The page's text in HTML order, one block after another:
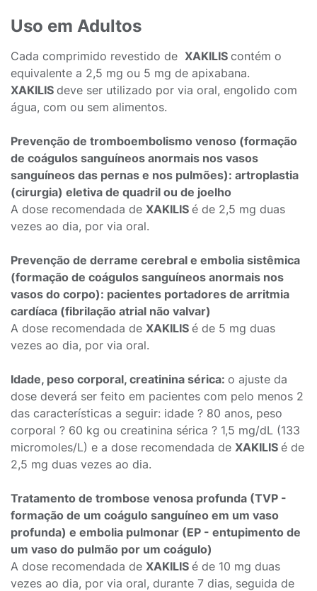
Uso em Adultos
Cada comprimido revestido de XAKILIS contém o
equivalente a 2,5 mg ou 5 mg de apixabana.
XAKILIS deve ser utilizado por via oral, engolido com
água, com ou sem alimentos.
Prevenção de tromboembolismo venoso (formação
de coágulos sanguíneos anormais nos vasos
sanguíneos das pernas e nos pulmões): artroplastia
(cirurgia) eletiva de quadril ou de joelho
A dose recomendada de XAKILIS é de 2,5 mg duas
vezes ao dia, por via oral.
Prevenção de derrame cerebral e embolia sistêmica
(formação de coágulos sanguíneos anormais nos
vasos do corpo): pacientes portadores de arritmia
cardíaca (fibrilação atrial não valvar)
A dose recomendada de XAKILIS é de 5 mg duas
vezes ao dia, por via oral.
Idade, peso corporal, creatinina sérica: o ajuste da
dose deverá ser feito em pacientes com pelo menos 2
das características a seguir: idade ? 80 anos, peso
corporal ? 60 kg ou creatinina sérica ? 1,5 mg/dL (133
micromoles/L) e a dose recomendada de XAKILIS é de
2,5 mg duas vezes ao dia.
Tratamento de trombose venosa profunda (TVP -
formação de um coágulo sanguíneo em um vaso
profunda) e embolia pulmonar (EP - entupimento de
um vaso do pulmão por um coágulo)
A dose recomendada de XAKILIS é de 10 mg duas
vezes ao dia, por via oral, durante 7 dias, seguida de